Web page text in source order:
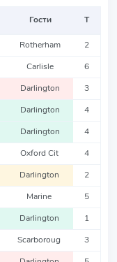
Гости Т
Rotherham 2
Carlisle 6
Darlington 3
Darlington 4
Darlington 4
Oxford Cit 4
Darlington 2
Marine 5
Darlington 1
Scarboroug 3